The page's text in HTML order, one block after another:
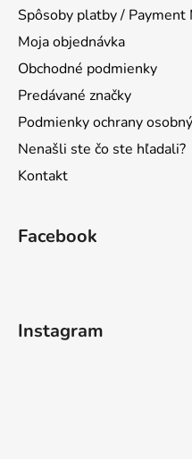
Spôsoby platby / Payment
Moja objednávka
Obchodné podmienky
Predávané značky
Podmienky ochrany
Nenašli ste čo ste hľadali?
Kontakt
Facebook
Instagram